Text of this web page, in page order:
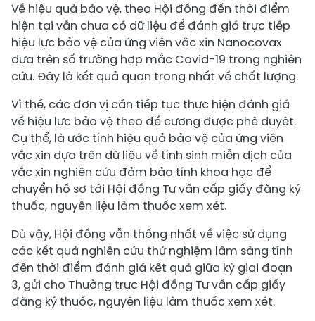
Về hiệu quả bảo vệ, theo Hội đồng đến thời điểm
hiện tại vẫn chưa có dữ liệu để đánh giá trực tiếp
hiệu lực bảo vệ của ứng viên vắc xin Nanocovax
dựa trên số trường hợp mắc Covid-19 trong nghiên
cứu. Đây là kết quả quan trọng nhất về chất lượng.
Vì thế, các đơn vị cần tiếp tục thực hiện đánh giá
về hiệu lực bảo vệ theo đề cương được phê duyệt.
Cụ thể, là ước tính hiệu quả bảo vệ của ứng viên
vắc xin dựa trên dữ liệu về tính sinh miễn dịch của
vắc xin nghiên cứu đảm bảo tính khoa học để
chuyển hồ sơ tới Hội đồng Tư vấn cấp giấy đăng ký
thuốc, nguyên liệu làm thuốc xem xét.
Dù vậy, Hội đồng vẫn thống nhất về việc sử dụng
các kết quả nghiên cứu thử nghiệm lâm sàng tính
đến thời điểm đánh giá kết quả giữa kỳ giai đoạn
3, gửi cho Thường trực Hội đồng Tư vấn cấp giấy
đăng ký thuốc, nguyên liệu làm thuốc xem xét.